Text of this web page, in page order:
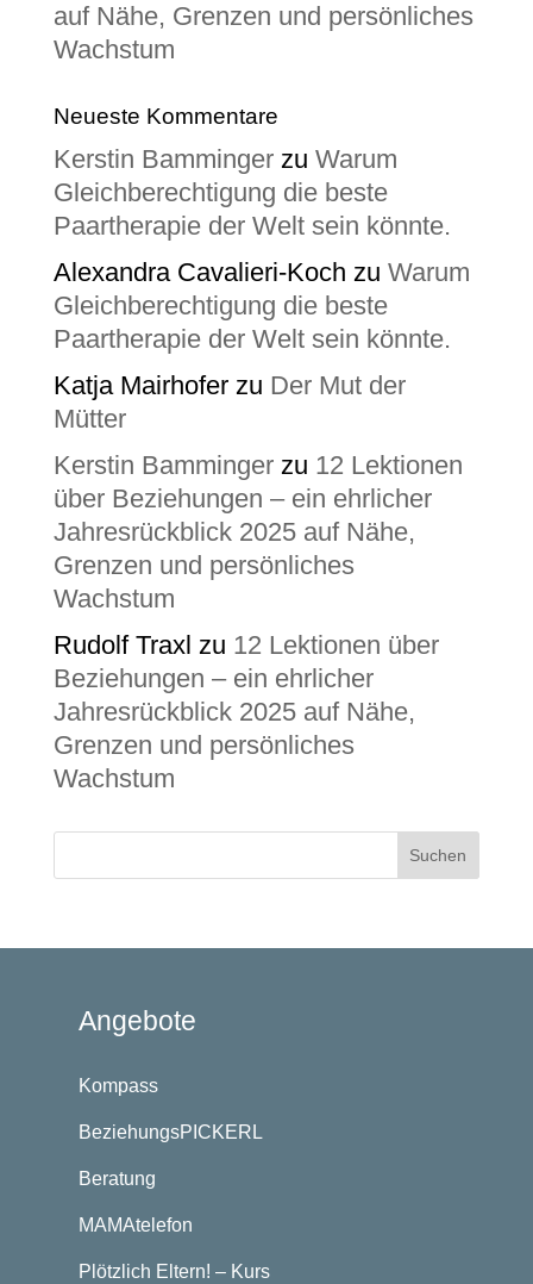
auf Nähe, Grenzen und persönliches
Wachstum
Neueste Kommentare
Kerstin Bammingerzu Warum
Gleichberechtigung die beste
Paartherapie der Welt sein könnte.
Alexandra Cavalieri-Koch zu Warum
Gleichberechtigung die beste
Paartherapie der Welt sein könnte.
Katja Mairhoferzu Der Mut der
Mütter
Kerstin Bammingerzu 12 Lektionen
über Beziehungen – ein ehrlicher
Jahresrückblick 2025 auf Nähe,
Grenzen und persönliches
Wachstum
Rudolf Traxl zu 12 Lektionen über
Beziehungen – ein ehrlicher
Jahresrückblick 2025 auf Nähe,
Grenzen und persönliches
Wachstum
Angebote
Kompass
BeziehungsPICKERL
Beratung
MAMAtelefon
Plötzlich Eltern! – Kurs